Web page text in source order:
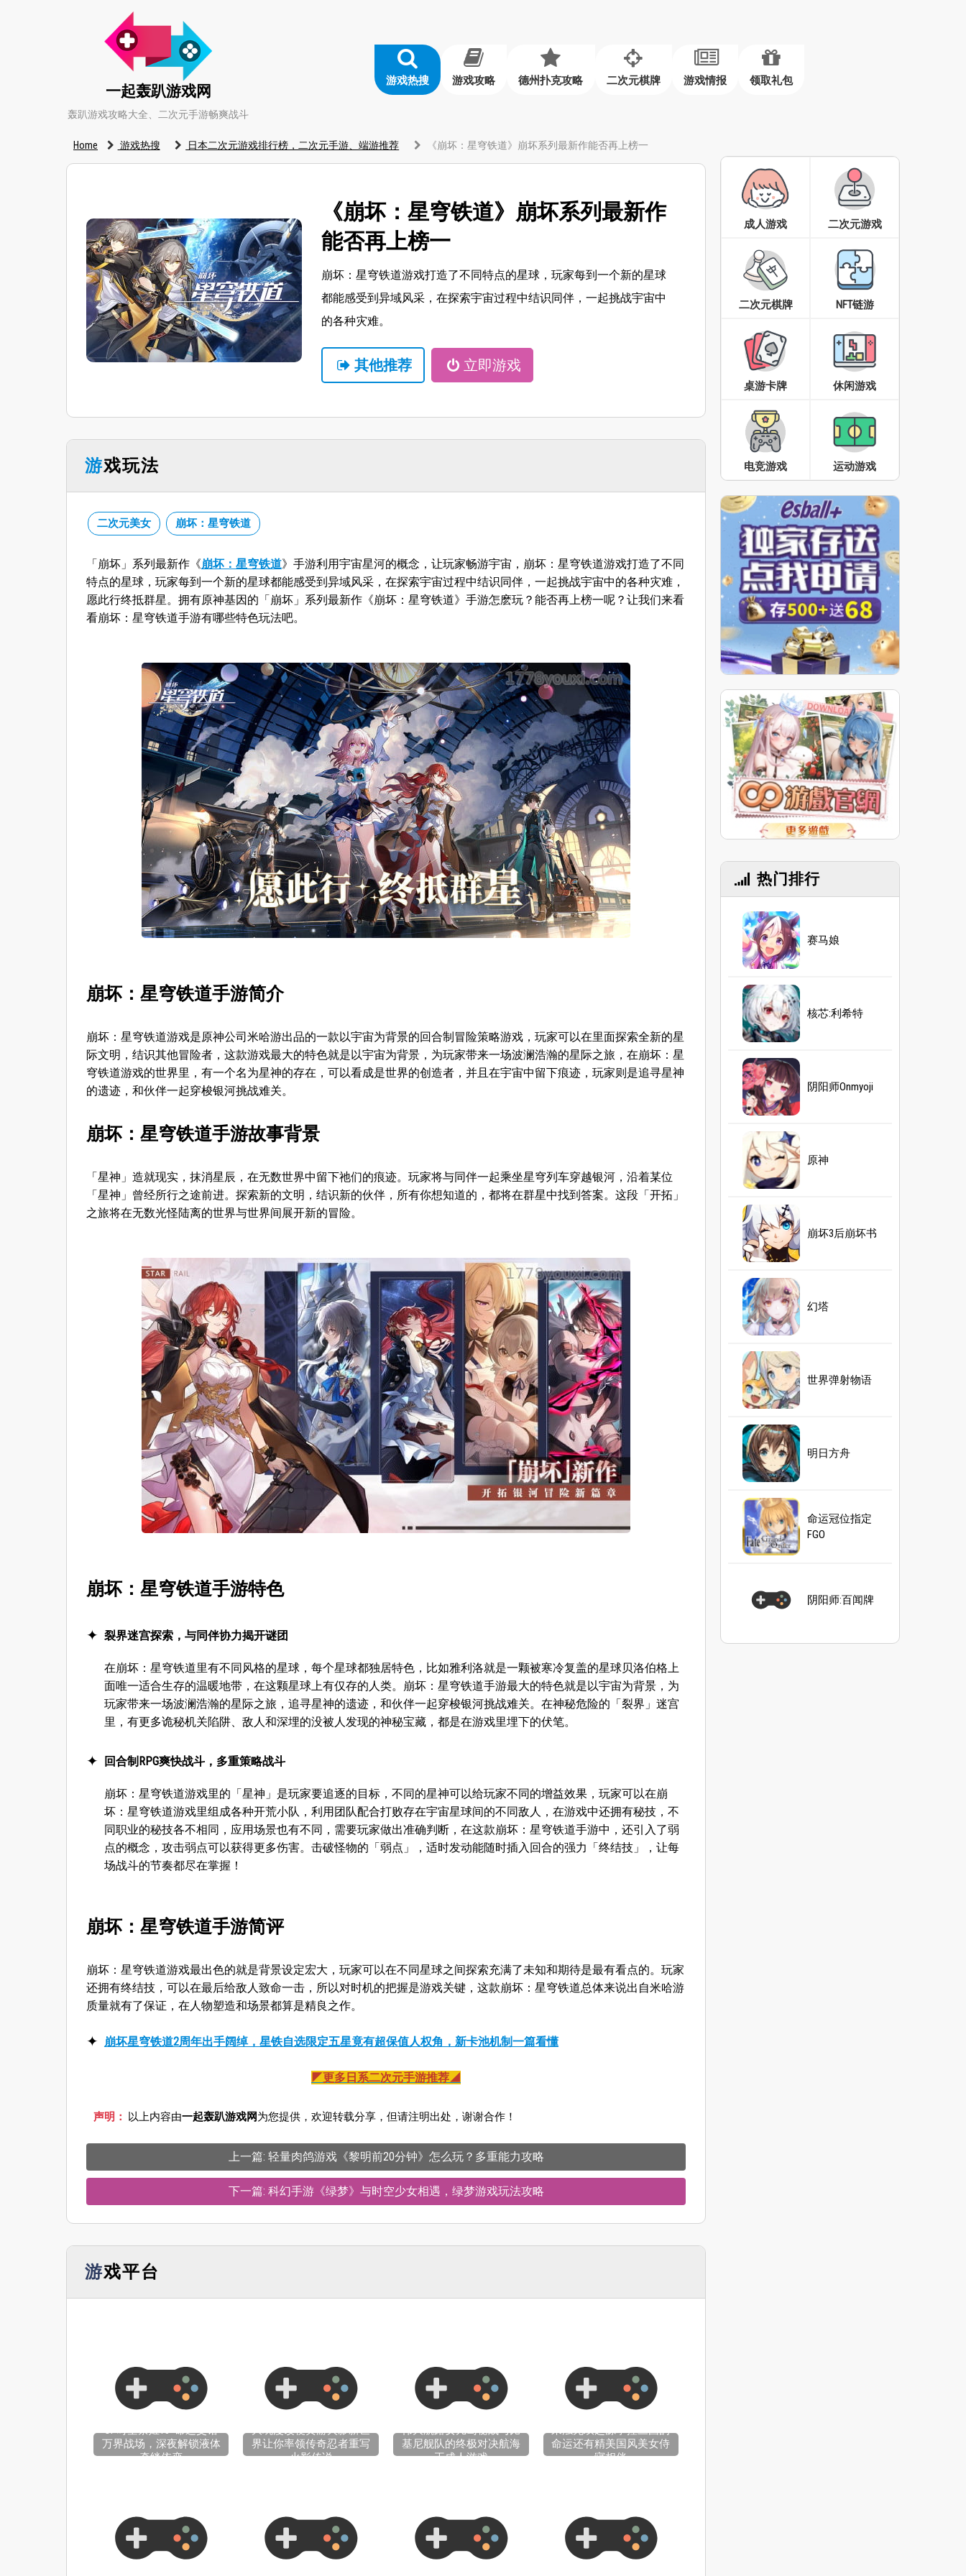
一起轰趴游戏网
轰趴游戏攻略大全、二次元手游畅爽战斗
游戏热搜 游戏攻略 德州扑克攻略 二次元棋牌 游戏情报 领取礼包
Home 游戏热搜 日本二次元游戏排行榜，二次元手游、端游推荐 《崩坏：星穹铁道》崩坏系列最新作能否再上榜一
《崩坏：星穹铁道》崩坏系列最新作
能否再上榜一
崩坏：星穹铁道游戏打造了不同特点的星球，玩家每到一个新的星球
都能感受到异域风采，在探索宇宙过程中结识同伴，一起挑战宇宙中
的各种灾难。
其他推荐 立即游戏
游戏玩法
二次元美女 崩坏：星穹铁道
「崩坏」系列最新作《崩坏：星穹铁道》手游利用宇宙星河的概念，让玩家畅游宇宙，崩坏：星穹铁道游戏打造了不同
特点的星球，玩家每到一个新的星球都能感受到异域风采，在探索宇宙过程中结识同伴，一起挑战宇宙中的各种灾难，
愿此行终抵群星。拥有原神基因的「崩坏」系列最新作《崩坏：星穹铁道》手游怎麽玩？能否再上榜一呢？让我们来看
看崩坏：星穹铁道手游有哪些特色玩法吧。
崩坏：星穹铁道手游简介
崩坏：星穹铁道游戏是原神公司米哈游出品的一款以宇宙为背景的回合制冒险策略游戏，玩家可以在里面探索全新的星
际文明，结识其他冒险者，这款游戏最大的特色就是以宇宙为背景，为玩家带来一场波澜浩瀚的星际之旅，在崩坏：星
穹铁道游戏的世界里，有一个名为星神的存在，可以看成是世界的创造者，并且在宇宙中留下痕迹，玩家则是追寻星神
的遗迹，和伙伴一起穿梭银河挑战难关。
崩坏：星穹铁道手游故事背景
「星神」造就现实，抹消星辰，在无数世界中留下祂们的痕迹。玩家将与同伴一起乘坐星穹列车穿越银河，沿着某位
「星神」曾经所行之途前进。探索新的文明，结识新的伙伴，所有你想知道的，都将在群星中找到答案。这段「开拓」
之旅将在无数光怪陆离的世界与世界间展开新的冒险。
崩坏：星穹铁道手游特色
裂界迷宫探索，与同伴协力揭开谜团
在崩坏：星穹铁道里有不同风格的星球，每个星球都独居特色，比如雅利洛就是一颗被寒冷复盖的星球贝洛伯格上
面唯一适合生存的温暖地带，在这颗星球上有仅存的人类。崩坏：星穹铁道手游最大的特色就是以宇宙为背景，为
玩家带来一场波澜浩瀚的星际之旅，追寻星神的遗迹，和伙伴一起穿梭银河挑战难关。在神秘危险的「裂界」迷宫
里，有更多诡秘机关陷阱、敌人和深埋的没被人发现的神秘宝藏，都是在游戏里埋下的伏笔。
回合制RPG爽快战斗，多重策略战斗
崩坏：星穹铁道游戏里的「星神」是玩家要追逐的目标，不同的星神可以给玩家不同的增益效果，玩家可以在崩
坏：星穹铁道游戏里组成各种开荒小队，利用团队配合打败存在宇宙星球间的不同敌人，在游戏中还拥有秘技，不
同职业的秘技各不相同，应用场景也有不同，需要玩家做出准确判断，在这款崩坏：星穹铁道手游中，还引入了弱
点的概念，攻击弱点可以获得更多伤害。击破怪物的「弱点」，适时发动能随时插入回合的强力「终结技」，让每
场战斗的节奏都尽在掌握！
崩坏：星穹铁道手游简评
崩坏：星穹铁道游戏最出色的就是背景设定宏大，玩家可以在不同星球之间探索充满了未知和期待是最有看点的。玩家
还拥有终结技，可以在最后给敌人致命一击，所以对时机的把握是游戏关键，这款崩坏：星穹铁道总体来说出自米哈游
质量就有了保证，在人物塑造和场景都算是精良之作。
崩坏星穹铁道2周年出手阔绰，星铁自选限定五星竟有超保值人权角，新卡池机制一篇看懂
◤更多日系二次元手游推荐◢
声明： 以上内容由一起轰趴游戏网为您提供，欢迎转载分享，但请注明出处，谢谢合作！
上一篇: 轻量肉鸽游戏《黎明前20分钟》怎么玩？多重能力攻略
下一篇: 科幻手游《绿梦》与时空少女相遇，绿梦游戏玩法攻略
游戏平台
OP时空禁姬18+命运交错
万界战场，深夜解锁液体
牵绊依恋
大玩漫改梗黄游火影新世
界让你率领传奇忍者重写
火影传说
伟大航路女儿岛秘战与比
基尼舰队的终极对决航海
王成人游戏
来浊无双起源掌控三国的
命运还有精美国风美女侍
寝相伴
成人游戏 二次元游戏
二次元棋牌 NFT链游
桌游卡牌 休闲游戏
电竞游戏 运动游戏
热门排行
赛马娘
核芯:利希特
阴阳师Onmyoji
原神
崩坏3后崩坏书
幻塔
世界弹射物语
明日方舟
命运冠位指定
FGO
阴阳师:百闻牌